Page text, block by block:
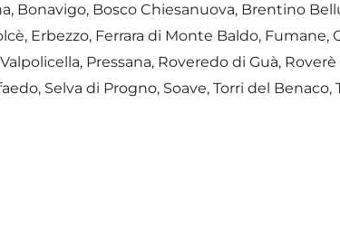
Bonavigo, Bosco Chiesanuova, Brentino
Erbezzo, Ferrara di Monte Baldo, Fumane,
Pressana, Roveredo di Guà,
Selva di Progno, Soave, Torri del